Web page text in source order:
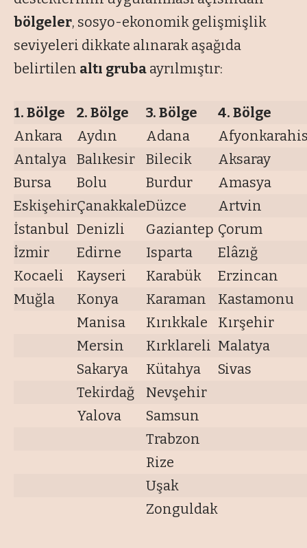
bölgeler, sosyo-ekonomik gelişmişlik
seviyeleri dikkate alınarak aşağıda
belirtilen altı gruba ayrılmıştır:
1. Bölge 2. Bölge 3. Bölge
4. Bölge
Ankara
Aydın Adana
Antalya
Balıkesir Bilecik
Aksaray
Bursa
Bolu Burdur
Amasya
EskişehirÇanakkaleDüzce
Artvin
İstanbul Denizli Gaziantep Çorum
İzmir
Edirne Isparta
Elâzığ
Kocaeli
Kayseri Karabük
Erzincan
Muğla
Konya Karaman
Kastamonu
Manisa
Kırıkkale
Kırşehir
Mersin
Kırklareli Malatya
Sakarya
Kütahya
Sivas
Tekirdağ
Nevşehir
Yalova
Samsun
Trabzon
Rize
Uşak
Zonguldak